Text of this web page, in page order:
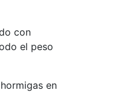
con
el peso
en